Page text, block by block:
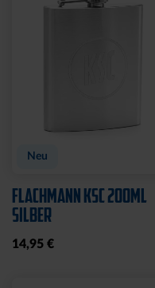
Neu
FLACHMANN KSC 200ML
SILBER
14,95 €